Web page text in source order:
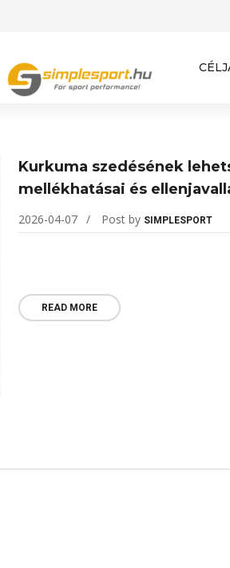
Kurkuma szedésének
mellékhatásai és
2026-04-07 Post by SIMPLESPORT
READ MORE